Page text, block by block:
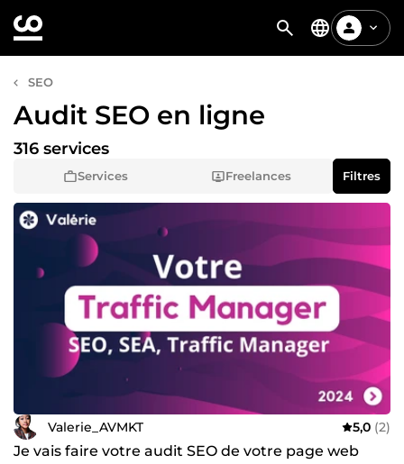
SEO
Audit SEO en ligne
Services Freelances
316 services
Filtres
Valerie_AVMKT 5,0 (2)
Je vais faire votre audit SEO de votre page web